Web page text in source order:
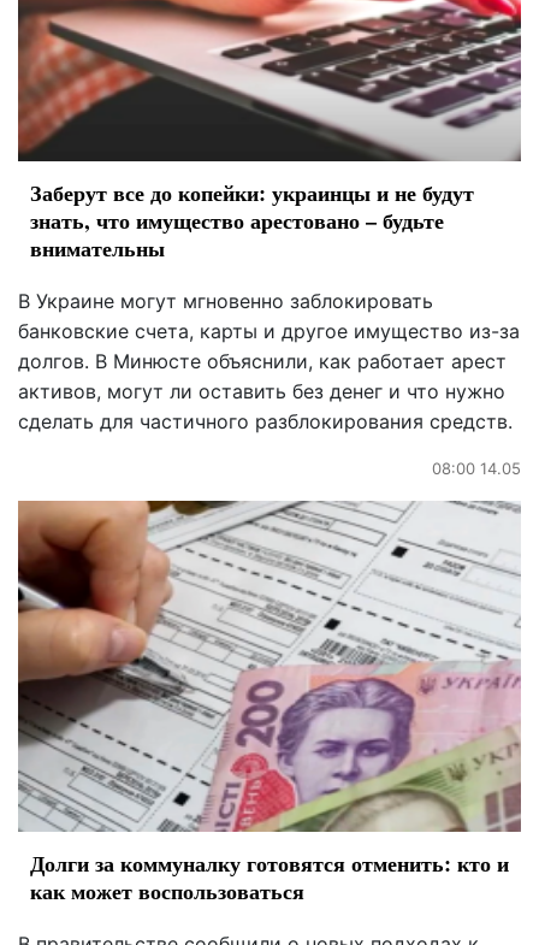
Заберут все до копейки: украинцы и не будут
знать, что имущество арестовано – будьте
внимательны
В Украине могут мгновенно заблокировать
банковские счета, карты и другое имущество из-за
долгов. В Минюсте объяснили, как работает арест
активов, могут ли оставить без денег и что нужно
сделать для частичного разблокирования средств.
08:00 14.05
Долги за коммуналку готовятся отменить: кто и
как может воспользоваться